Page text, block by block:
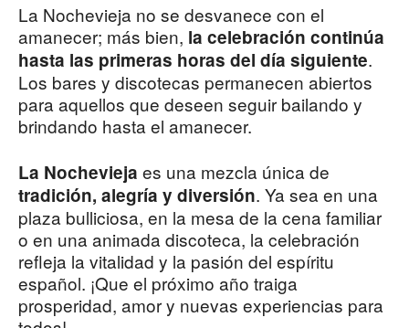
La Nochevieja no se desvanece con el
amanecer; más bien, la celebración continúa
hasta las primeras horas del día siguiente.
Los bares y discotecas permanecen abiertos
para aquellos que deseen seguir bailando y
brindando hasta el amanecer.
La Nochevieja es una mezcla única de
tradición, alegría y diversión. Ya sea en una
plaza bulliciosa, en la mesa de la cena familiar
o en una animada discoteca, la celebración
refleja la vitalidad y la pasión del espíritu
español. ¡Que el próximo año traiga
prosperidad, amor y nuevas experiencias para